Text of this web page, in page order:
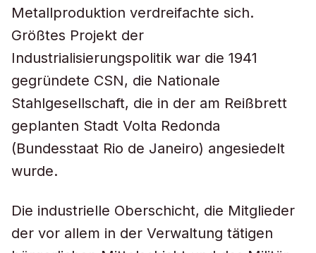
Metallproduktion verdreifachte sich.
Größtes Projekt der
Industrialisierungspolitik war die 1941
gegründete CSN, die Nationale
Stahlgesellschaft, die in der am Reißbrett
geplanten Stadt Volta Redonda
(Bundesstaat Rio de Janeiro) angesiedelt
wurde.
Die industrielle Oberschicht, die Mitglieder
der vor allem in der Verwaltung tätigen